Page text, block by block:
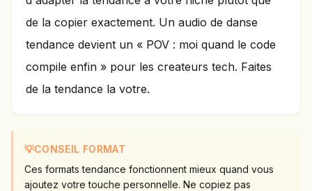
de la copier exactement. Un audio de danse
tendance devient un « POV : moi quand le code
compile enfin » pour les createurs tech. Faites
de la tendance la votre.
💡CONSEIL FORMAT
Ces formats tendance fonctionnent mieux quand vous
ajoutez votre touche personnelle. Ne copiez pas